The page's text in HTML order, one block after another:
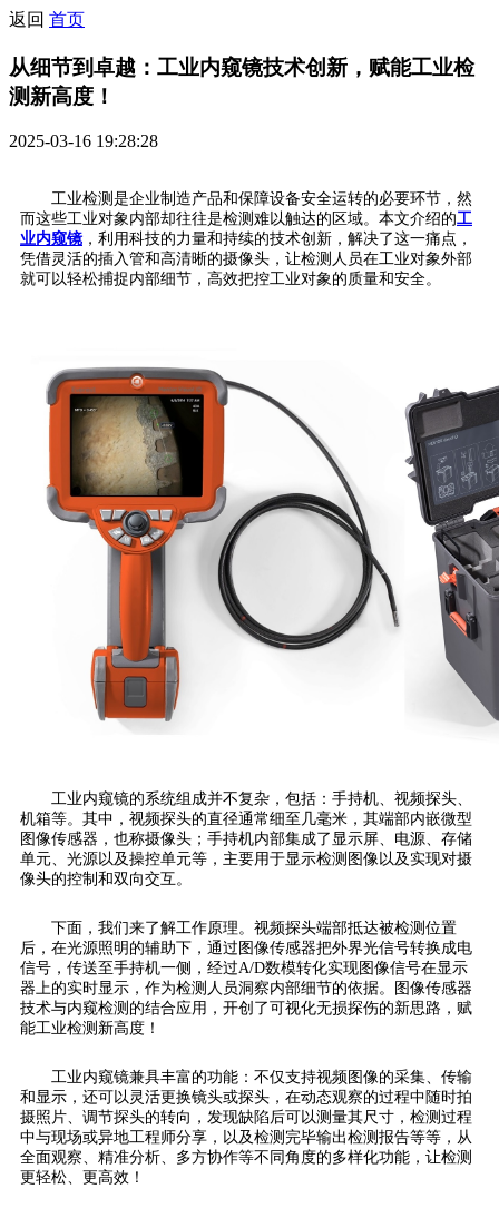
返回 首页
从细节到卓越：工业内窥镜技术创新，赋能工业检
测新高度！
2025-03-16 19:28:28
工业检测是企业制造产品和保障设备安全运转的必要环节，然
而这些工业对象内部却往往是检测难以触达的区域。本文介绍的工
业内窥镜 ，利用科技的力量和持续的技术创新，解决了这一痛点，
凭借灵活的插入管和高清晰的摄像头，让检测人员在工业对象外部
就可以轻松捕捉内部细节，高效把控工业对象的质量和安全。
工业内窥镜的系统组成并不复杂，包括：手持机、视频探头、
机箱等。其中，视频探头的直径通常细至几毫米，其端部内嵌微型
图像传感器，也称摄像头；手持机内部集成了显示屏、电源、存储
单元、光源以及操控单元等，主要用于显示检测图像以及实现对摄
像头的控制和双向交互。
下面，我们来了解工作原理。视频探头端部抵达被检测位置
后，在光源照明的辅助下，通过图像传感器把外界光信号转换成电
信号，传送至手持机一侧，经过A/D数模转化实现图像信号在显示
器上的实时显示，作为检测人员洞察内部细节的依据。图像传感器
技术与内窥检测的结合应用，开创了可视化无损探伤的新思路，赋
能工业检测新高度！
工业内窥镜兼具丰富的功能：不仅支持视频图像的采集、传输
和显示，还可以灵活更换镜头或探头，在动态观察的过程中随时拍
摄照片、调节探头的转向，发现缺陷后可以测量其尺寸，检测过程
中与现场或异地工程师分享，以及检测完毕输出检测报告等等，从
全面观察、精准分析、多方协作等不同角度的多样化功能，让检测
更轻松、更高效！